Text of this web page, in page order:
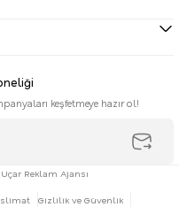
keşfetmeye hazır ol!
Reklam Ajansı
Gizlilik ve Güvenlik